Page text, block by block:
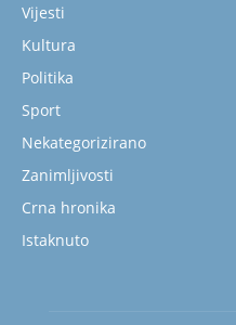
Vijesti
Kultura
Politika
Sport
Nekategorizirano
Zanimljivosti
Crna hronika
Istaknuto